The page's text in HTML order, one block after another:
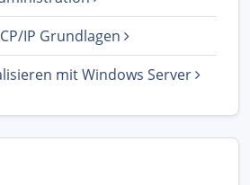
IP Grundlagen
mit Windows Server